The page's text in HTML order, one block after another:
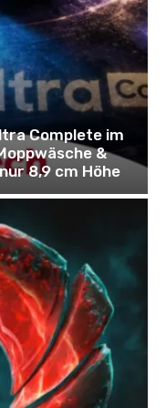
Complete im
&
8,9 cm Höhe